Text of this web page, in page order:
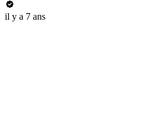
il y a 7 ans